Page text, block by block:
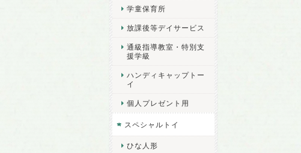
学童保育所
放課後等デイサービス
通級指導教室・特別支
援学級
ハンディキャップトー
イ
個人プレゼント用
スペシャルトイ
ひな人形